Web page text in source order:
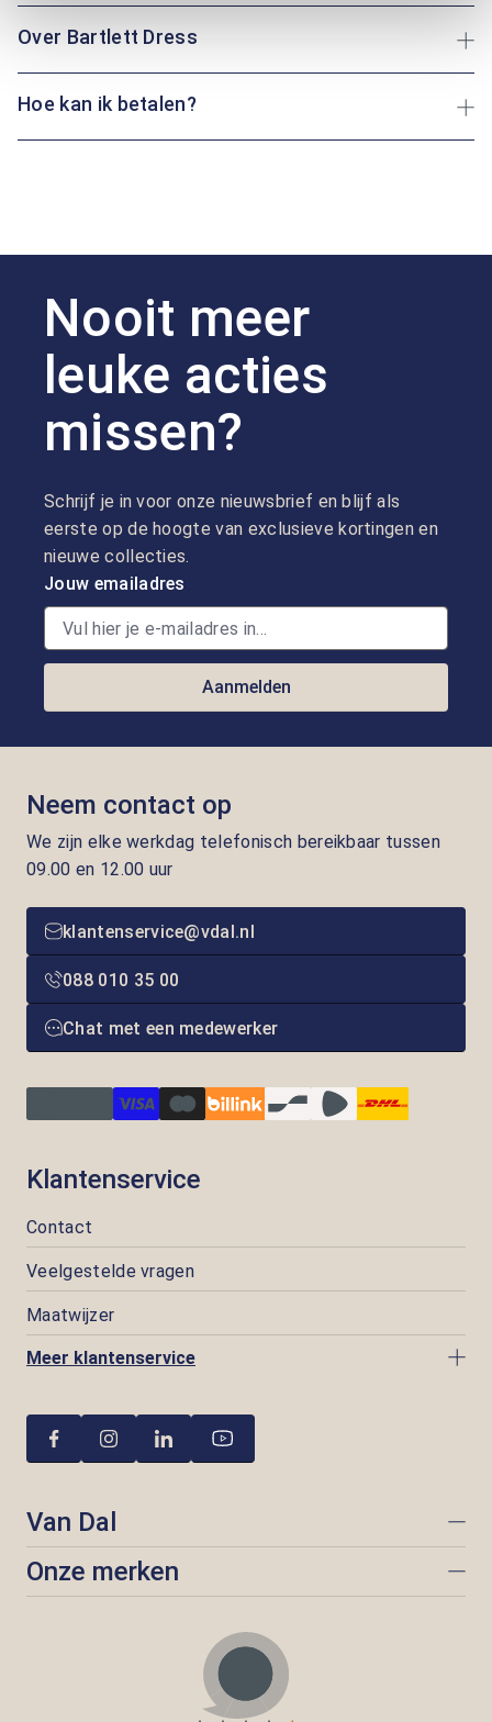
Over Bartlett Dress
Hoe kan ik betalen?
Nooit meer
leuke acties
missen?
Schrijf je in voor onze nieuwsbrief en blijf als
eerste op de hoogte van exclusieve kortingen en
nieuwe collecties.
Jouw emailadres
Aanmelden
Neem contact op
We zijn elke werkdag telefonisch bereikbaar tussen
09.00 en 12.00 uur
klantenservice@vdal.nl
088 010 35 00
Chat met een medewerker
Klantenservice
Contact
Veelgestelde vragen
Maatwijzer
Meer klantenservice
Van Dal
Onze merken